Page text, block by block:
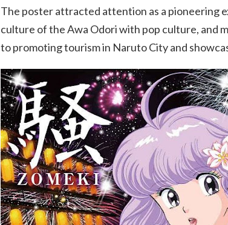
The poster attracted attention as a pioneering
culture of the Awa Odori with pop culture, and
to promoting tourism in Naruto City and